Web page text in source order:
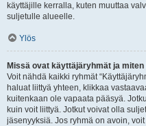
käyttäjille kerralla, kuten muuttaa
suljetulle alueelle.
Ylös
Missä ovat käyttäjäryhmät ja
Voit nähdä kaikki ryhmät
haluat liittyä yhteen, klikkaa
kuitenkaan ole vapaata pääsyä.
kuin voit liittyä. Jotkut voivat olla
jäsenyyksiä. Jos ryhmä on avoin,